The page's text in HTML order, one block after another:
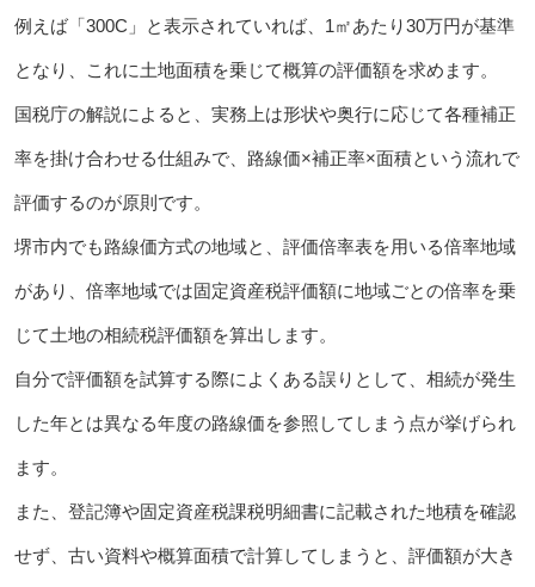
例えば「300C」と表示されていれば、1㎡あたり30万円が基準
となり、これに土地面積を乗じて概算の評価額を求めます。
国税庁の解説によると、実務上は形状や奥行に応じて各種補正
率を掛け合わせる仕組みで、路線価×補正率×面積という流れで
評価するのが原則です。
堺市内でも路線価方式の地域と、評価倍率表を用いる倍率地域
があり、倍率地域では固定資産税評価額に地域ごとの倍率を乗
じて土地の相続税評価額を算出します。
自分で評価額を試算する際によくある誤りとして、相続が発生
した年とは異なる年度の路線価を参照してしまう点が挙げられ
ます。
また、登記簿や固定資産税課税明細書に記載された地積を確認
せず、古い資料や概算面積で計算してしまうと、評価額が大き